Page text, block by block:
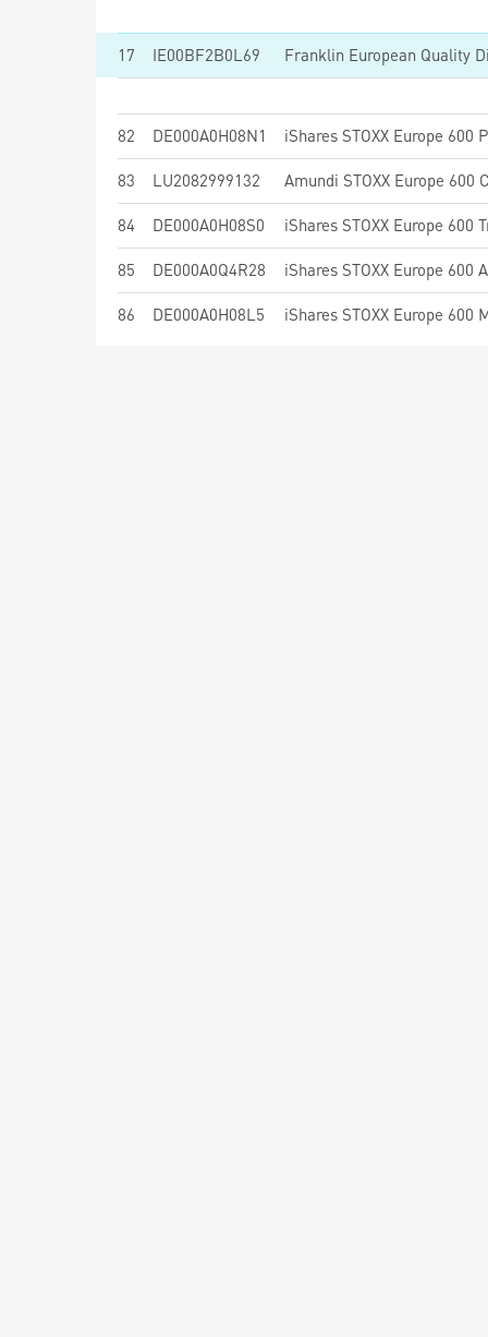
17 IE00BF2B0L69 Franklin European Quality
82 DE000A0H08N1
83 LU2082999132
84 DE000A0H08S0
85 DE000A0Q4R28
86 DE000A0H08L5 iShares STOXX Europe 600